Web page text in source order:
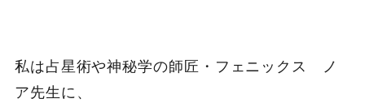
私は占星術や神秘学の師匠・フェニックス ノ
ア先生に、